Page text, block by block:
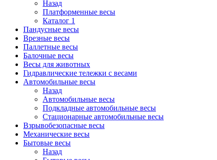
Назад
Платформенные весы
Каталог 1
Пандусные весы
Врезные весы
Паллетные весы
Балочные весы
Весы для животных
Гидравлические тележки с весами
Автомобильные весы
Назад
Автомобильные весы
Подкладные автомобильные весы
Стационарные автомобильные весы
Взрывобезопасные весы
Механические весы
Бытовые весы
Назад